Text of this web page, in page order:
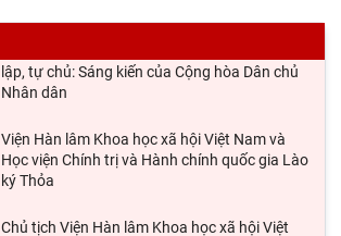
Hội thảo khoa học quốc tế: “Nền kinh tế độc
Nhân dân
Học viện Chính trị và Hành chính quốc gia Lào
ký Thỏa
Nam thăm và làm việc tại Viện Khoa học Kinh